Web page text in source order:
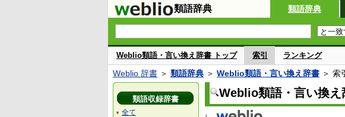
類語辞典 類語辞典
Weblio類語・言い換え辞書 トップ 索引 ランキング
Weblio 辞書 ＞ 類語辞典 ＞ Weblio類語・言い換え辞書 ＞ 索引
Weblio類語・言い換え
類語収録辞書
▼ 全て